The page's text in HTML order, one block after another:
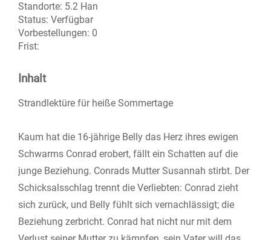
Standorte: 5.2 Han
Status: Verfügbar
Vorbestellungen: 0
Frist:
Inhalt
Strandlektüre für heiße Sommertage
Kaum hat die 16-jährige Belly das Herz ihres ewigen
Schwarms Conrad erobert, fällt ein Schatten auf die
junge Beziehung. Conrads Mutter Susannah stirbt. Der
Schicksalsschlag trennt die Verliebten: Conrad zieht
sich zurück, und Belly fühlt sich vernachlässigt; die
Beziehung zerbricht. Conrad hat nicht nur mit dem